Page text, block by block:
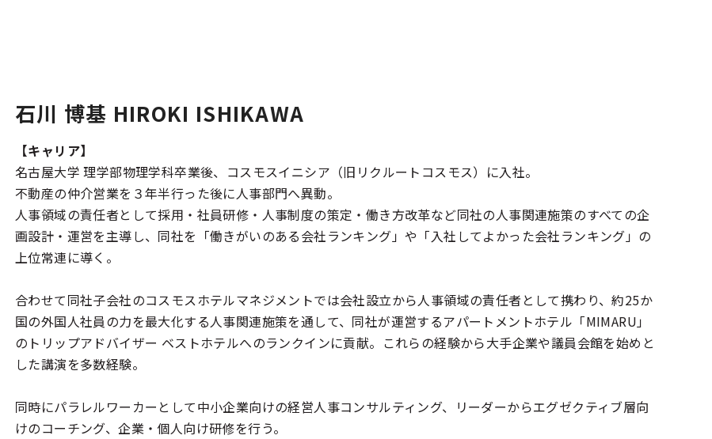
石川 博基 HIROKI ISHIKAWA
【キャリア】
名古屋大学 理学部物理学科卒業後、コスモスイニシア（旧リクルートコスモス）に入社。
不動産の仲介営業を３年半行った後に人事部門へ異動。
人事領域の責任者として採用・社員研修・人事制度の策定・働き方改革など同社の人事関連施策のすべての企
画設計・運営を主導し、同社を「働きがいのある会社ランキング」や「入社してよかった会社ランキング」の
上位常連に導く。
合わせて同社子会社のコスモスホテルマネジメントでは会社設立から人事領域の責任者として携わり、約25か
国の外国人社員の力を最大化する人事関連施策を通して、同社が運営するアパートメントホテル「MIMARU」
のトリップアドバイザー ベストホテルへのランクインに貢献。これらの経験から大手企業や議員会館を始めと
した講演を多数経験。
同時にパラレルワーカーとして中小企業向けの経営人事コンサルティング、リーダーからエグゼクティブ層向
けのコーチング、企業・個人向け研修を行う。